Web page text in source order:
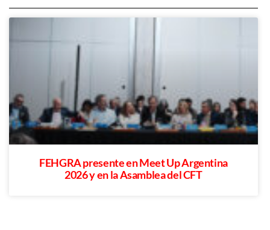
FEHGRA presente en Meet Up Argentina
2026 y en la Asamblea del CFT